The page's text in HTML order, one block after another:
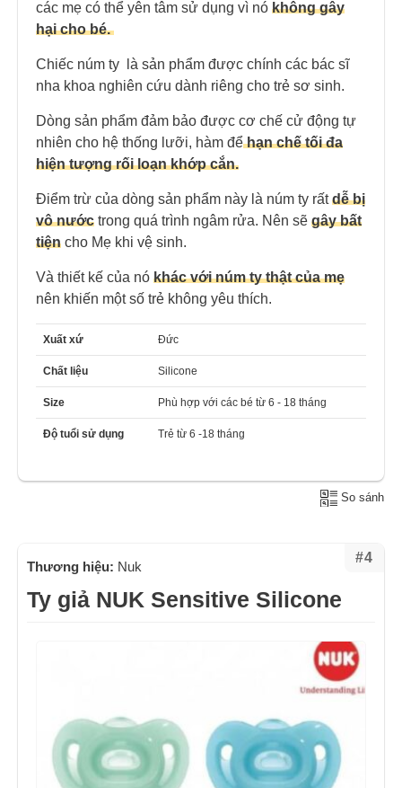
các mẹ có thể yên tâm sử dụng vì nó không gây
hại cho bé.
Chiếc núm ty là sản phẩm được chính các bác sĩ
nha khoa nghiên cứu dành riêng cho trẻ sơ sinh.
Dòng sản phẩm đảm bảo được cơ chế cử động tự
nhiên cho hệ thống lưỡi, hàm đểhạn chế tối đa
hiện tượng rối loạn khớp cắn.
Điểm trừ của dòng sản phẩm này là núm ty rấtdễ bị
vô nước trong quá trình ngâm rửa. Nên sẽ gây bất
tiện cho Mẹ khi vệ sinh.
Và thiết kế của nó khác với núm ty thật của mẹ
nên khiến một số trẻ không yêu thích.
Xuất xứ Đức
Chất liệu Silicone
Size Phù hợp với các bé từ 6 - 18 tháng
Độ tuổi sử dụng Trẻ từ 6 -18 tháng
So sánh
#4
Thương hiệu: Nuk
Ty giả NUK Sensitive Silicone